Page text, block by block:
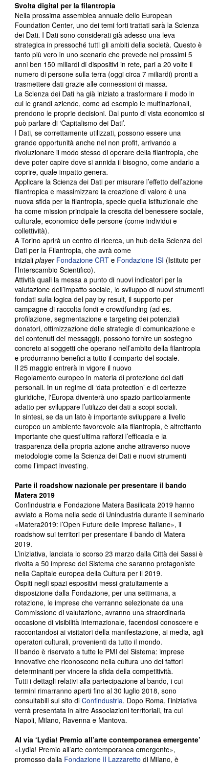
Svolta digital per la filantropia
Nella prossima assemblea annuale dello European
Foundation Center, uno dei temi forti trattati sarà la Scienza
dei Dati. I Dati sono considerati già adesso una leva
strategica in pressoché tutti gli ambiti della società. Questo è
tanto più vero in uno scenario che prevede nei prossimi 5
anni ben 150 miliardi di dispositivi in rete, pari a 20 volte il
numero di persone sulla terra (oggi circa 7 miliardi) pronti a
trasmettere dati grazie alle connessioni di massa.
La Scienza dei Dati ha già iniziato a trasformare il modo in
cui le grandi aziende, come ad esempio le multinazionali,
prendono le proprie decisioni. Dal punto di vista economico si
può parlare di ‘Capitalismo dei Dati’.
I Dati, se correttamente utilizzati, possono essere una
grande opportunità anche nel non profit, arrivando a
rivoluzionare il modo stesso di operare della filantropia, che
deve poter capire dove si annida il bisogno, come andarlo a
coprire, quale impatto genera.
Applicare la Scienza dei Dati per misurare l’effetto dell’azione
filantropica e massimizzare la creazione di valore è una
nuova sfida per la filantropia, specie quella istituzionale che
ha come mission principale la crescita del benessere sociale,
culturale, economico delle persone (come individui e
collettività).
A Torino aprirà un centro di ricerca, un hub della Scienza dei
Dati per la Filantropia, che avrà come
iniziali player Fondazione CRT e Fondazione ISI (Istituto per
l’Interscambio Scientifico).
Attività quali la messa a punto di nuovi indicatori per la
valutazione dell’impatto sociale, lo sviluppo di nuovi strumenti
fondati sulla logica del pay by result, il supporto per
campagne di raccolta fondi e crowdfunding (ad es.
profilazione, segmentazione e targeting dei potenziali
donatori, ottimizzazione delle strategie di comunicazione e
dei contenuti dei messaggi), possono fornire un sostegno
concreto ai soggetti che operano nell’ambito della filantropia
e produrranno benefici a tutto il comparto del sociale.
Il 25 maggio entrerà in vigore il nuovo
Regolamento europeo in materia di protezione dei dati
personali. In un regime di ‘data protection’ e di certezze
giuridiche, l'Europa diventerà uno spazio particolarmente
adatto per sviluppare l’utilizzo dei dati a scopi sociali.
In sintesi, se da un lato è importante sviluppare a livello
europeo un ambiente favorevole alla filantropia, è altrettanto
importante che quest’ultima rafforzi l’efficacia e la
trasparenza della propria azione anche attraverso nuove
metodologie come la Scienza dei Dati e nuovi strumenti
come l’impact investing.
Parte il roadshow nazionale per presentare il bando
Matera 2019
Confindustria e Fondazione Matera Basilicata 2019 hanno
avviato a Roma nella sede di Unindustria durante il seminario
«Matera2019: l’Open Future delle Imprese italiane», il
roadshow sui territori per presentare il bando di Matera
2019.
L’iniziativa, lanciata lo scorso 23 marzo dalla Città dei Sassi è
rivolta a 50 imprese del Sistema che saranno protagoniste
nella Capitale europea della Cultura per il 2019.
Ospiti negli spazi espositivi messi gratuitamente a
disposizione dalla Fondazione, per una settimana, a
rotazione, le imprese che verranno selezionate da una
Commissione di valutazione, avranno una straordinaria
occasione di visibilità internazionale, facendosi conoscere e
raccontandosi ai visitatori della manifestazione, ai media, agli
operatori culturali, provenienti da tutto il mondo.
Il bando è riservato a tutte le PMI del Sistema: imprese
innovative che riconoscono nella cultura uno dei fattori
determinanti per vincere la sfida della competitività.
Tutti i dettagli relativi alla partecipazione al bando, i cui
termini rimarranno aperti fino al 30 luglio 2018, sono
consultabili sul sito di Confindustria. Dopo Roma, l’iniziativa
verrà presentata in altre Associazioni territoriali, tra cui
Napoli, Milano, Ravenna e Mantova.
Al via ‘Lydia! Premio all’arte contemporanea emergente’
«Lydia! Premio all’arte contemporanea emergente»,
promosso dalla Fondazione Il Lazzaretto di Milano, è